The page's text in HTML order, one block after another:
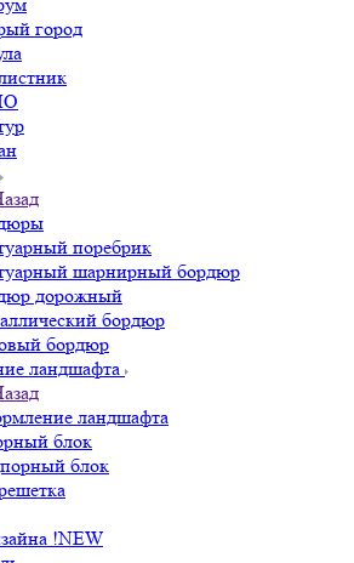
город
поребрик
шарнирный бордюр
дорожный
бордюр
бордюр
ландшафта
ландшафта
блок
блок
!NEW